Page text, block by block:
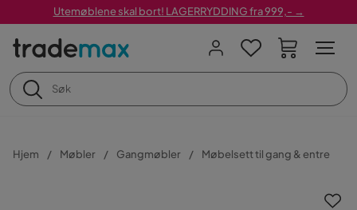
Utemøblene skal bort! LAGERRYDDING fra 999,- →
Hjem Møbler Gangmøbler Møbelsett til gang & entre